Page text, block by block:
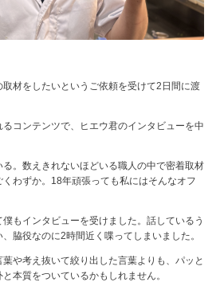
材をしたいというご依頼を受けて2日間に渡
コンテンツで、ヒエウ君のインタビューを中
。数えきれないほどいる職人の中で密着取材
わずか。18年頑張っても私にはそんなオフ
もインタビューを受けました。話しているう
脇役なのに2時間近く喋ってしまいました。
や考え抜いて絞り出した言葉よりも、パッと
本質をついているかもしれません。